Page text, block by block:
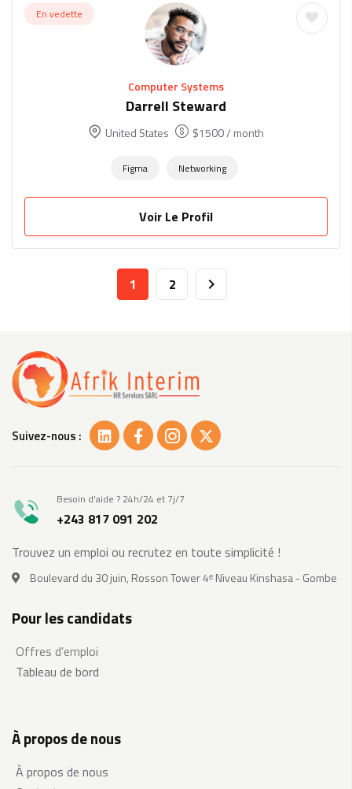
En vedette
Computer Systems
Darrell Steward
United States $1500/ month
Figma Networking
Voir Le Profil
1 2
Suivez-nous :
Besoin d'aide ? 24h/24 et 7j/7
+243 817 091 202
Trouvez un emploi ou recrutez en toute simplicité !
Boulevard du 30 juin, Rosson Tower 4ᵉ Niveau Kinshasa - Gombe
Pour les candidats
Offres d'emploi
Tableau de bord
À propos de nous
À propos de nous